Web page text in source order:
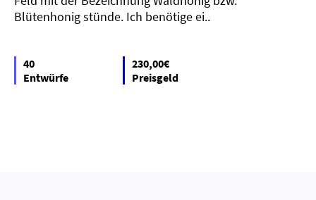
Blütenhonig stünde. Ich benötige ei..
40
Entwürfe
230,00€
Preisgeld